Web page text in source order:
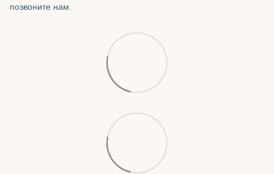
позвоните нам.